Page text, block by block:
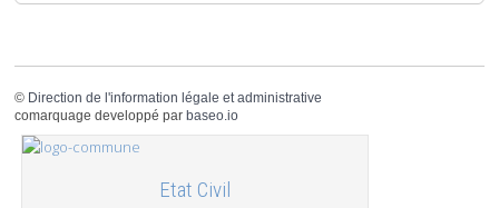
© Direction de l'information légale et administrative
comarquage developpé par baseo.io
Etat Civil